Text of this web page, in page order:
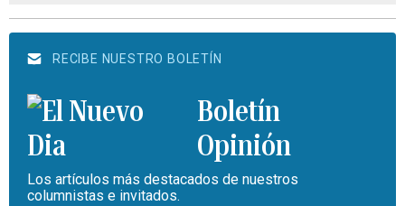
RECIBE NUESTRO BOLETÍN
Boletín
Opinión
Los artículos más destacados de nuestros
columnistas e invitados.